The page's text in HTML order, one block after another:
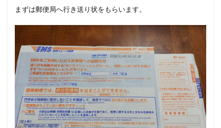
１．
EMS
3
EMS
は早
い！
4
2019
年4
月23
まずは郵便局へ行き送り状をもらいます。